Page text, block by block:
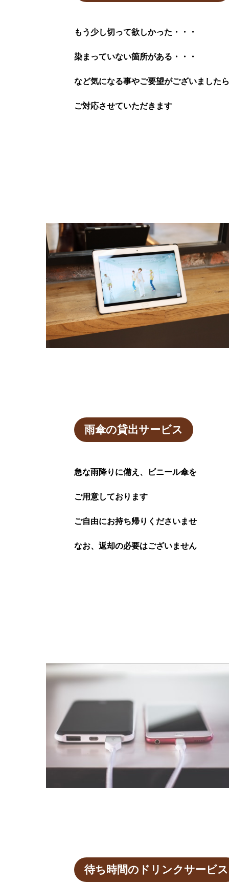
もう少し切って欲しかった・・・
染まっていない箇所がある・・・
など気になる事やご要望がございましたら
ご対応させていただきます
雨傘の貸出サービス
急な雨降りに備え、ビニール傘を
ご用意しております
ご自由にお持ち帰りくださいませ
なお、返却の必要はございません
待ち時間のドリンクサービス